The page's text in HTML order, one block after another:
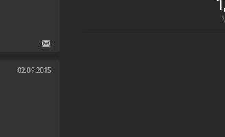
02.09.2015